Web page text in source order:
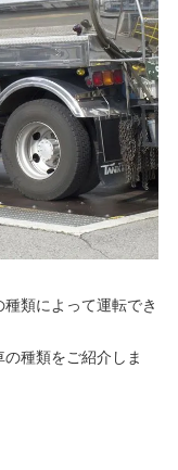
類によって運転でき
種類をご紹介しま